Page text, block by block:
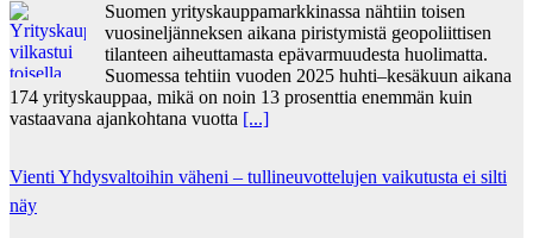
Suomen yrityskauppamarkkinassa nähtiin toisen
vuosineljänneksen aikana piristymistä geopoliittisen
tilanteen aiheuttamasta epävarmuudesta huolimatta.
Suomessa tehtiin vuoden 2025 huhti–kesäkuun aikana
174 yrityskauppaa, mikä on noin 13 prosenttia enemmän kuin
vastaavana ajankohtana vuotta [...]
Vienti Yhdysvaltoihin väheni – tullineuvottelujen vaikutusta ei silti
näy